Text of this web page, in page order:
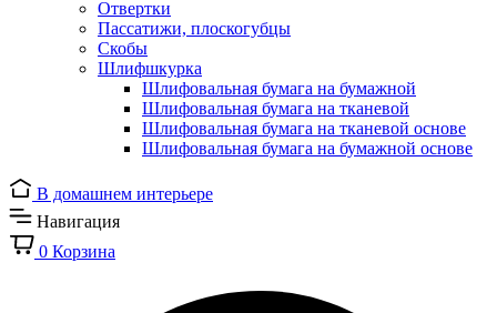
Отвертки
Пассатижи, плоскогубцы
Скобы
Шлифшкурка
Шлифовальная бумага на бумажной
Шлифовальная бумага на тканевой
Шлифовальная бумага на тканевой основе
Шлифовальная бумага на бумажной основе
В домашнем интерьере
Навигация
0 Корзина